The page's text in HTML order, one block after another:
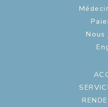
Nous